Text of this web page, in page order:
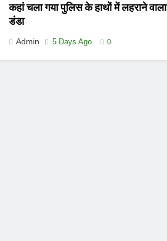
कहां चला गया पुलिस के हाथों में लहराने वाला
डंडा
Admin 5 Days Ago 0